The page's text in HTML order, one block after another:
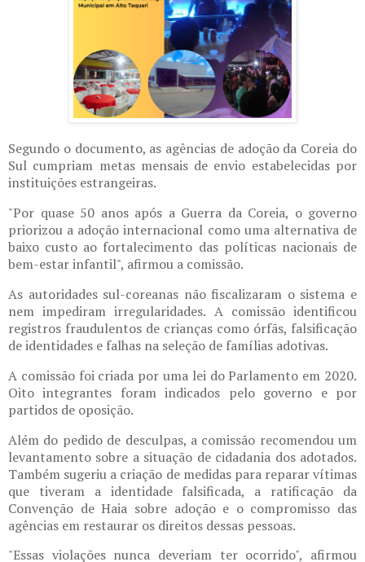
Segundo o documento, as agências de adoção da Coreia do
Sul cumpriam metas mensais de envio estabelecidas por
instituições estrangeiras.
"Por quase 50 anos após a Guerra da Coreia, o governo
priorizou a adoção internacional como uma alternativa de
baixo custo ao fortalecimento das políticas nacionais de
bem-estar infantil", afirmou a comissão.
As autoridades sul-coreanas não fiscalizaram o sistema e
nem impediram irregularidades. A comissão identificou
registros fraudulentos de crianças como órfãs, falsificação
de identidades e falhas na seleção de famílias adotivas.
A comissão foi criada por uma lei do Parlamento em 2020.
Oito integrantes foram indicados pelo governo e por
partidos de oposição.
Além do pedido de desculpas, a comissão recomendou um
levantamento sobre a situação de cidadania dos adotados.
Também sugeriu a criação de medidas para reparar vítimas
que tiveram a identidade falsificada, a ratificação da
Convenção de Haia sobre adoção e o compromisso das
agências em restaurar os direitos dessas pessoas.
"Essas violações nunca deveriam ter ocorrido", afirmou